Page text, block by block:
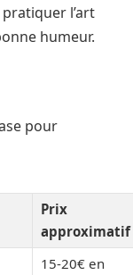
pratiquer l’art
humeur.
pour
Prix
approximatif
15-20€ en